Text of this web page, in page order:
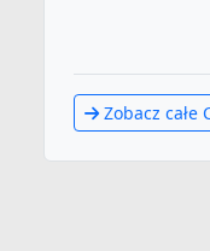
Zobacz całe